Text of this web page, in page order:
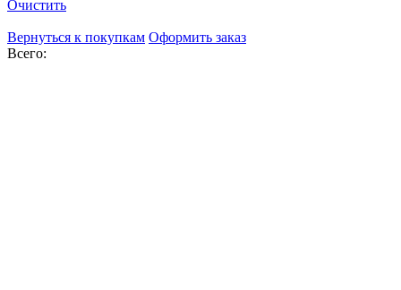
Очистить
Вернуться к покупкам Оформить заказ
Всего: